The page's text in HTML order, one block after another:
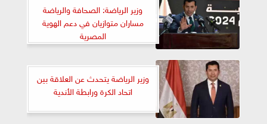
وزير الرياضة: الصحافة والرياضة
مساران متوازيان في دعم الهوية
المصرية
وزير الرياضة يتحدث عن العلاقة بين
اتحاد الكرة ورابطة الأندية